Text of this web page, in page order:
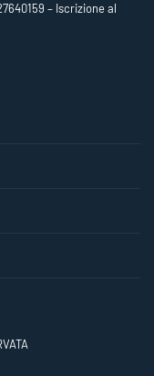
– Iscrizione al